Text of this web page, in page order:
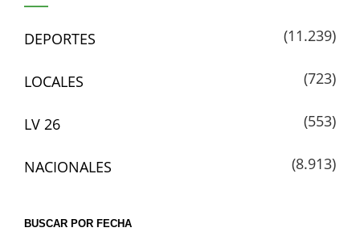
DEPORTES (11.239)
LOCALES (723)
LV 26 (553)
NACIONALES (8.913)
BUSCAR POR FECHA